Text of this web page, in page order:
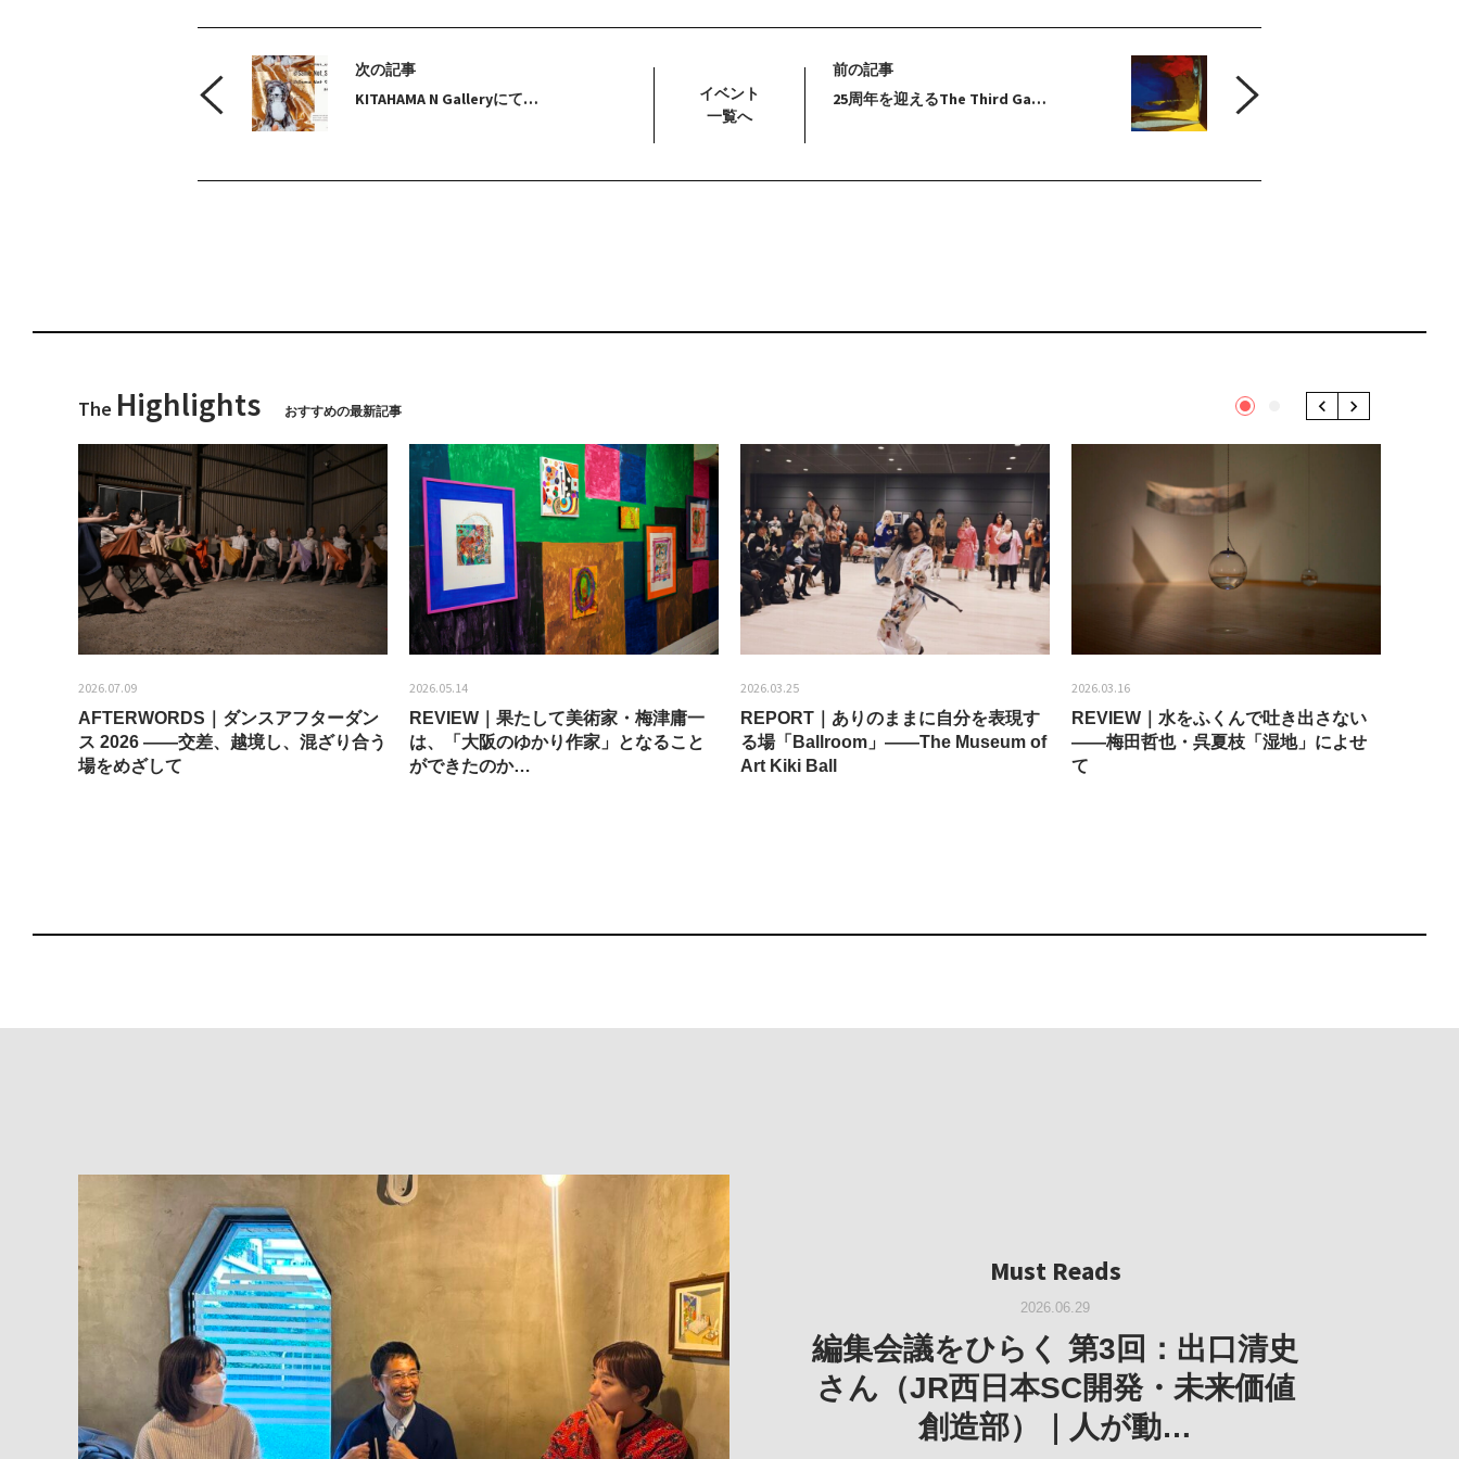
イベント
一覧へ
前の記事
25周年を迎えるThe Third Ga…
次の記事
KITAHAMA N Galleryにて…
The Highlights おすすめの最新記事 1 Previous
Next
2026.07.09
AFTERWORDS｜ダンスアフターダン
ス 2026 ——交差、越境し、混ざり合う
場をめざして
2026.05.14
REVIEW｜果たして美術家・梅津庸一
は、「大阪のゆかり作家」となること
ができたのか…
2026.03.25
REPORT｜ありのままに自分を表現す
る場「Ballroom」——The Museum of
Art Kiki Ball
2026.03.16
REVIEW｜水をふくんで吐き出さない
——梅田哲也・呉夏枝「湿地」によせ
て
Must Reads
2026.06.29
編集会議をひらく 第3回：出口清史
さん（JR西日本SC開発・未来価値
創造部）｜人が動…
REVIEW｜果たして美術家・梅津庸
一は、「大阪のゆかり作家」となる
ことができたのか…
2026.03.11
REPORT｜博覧会の残像
2026.02.25
REVIEW｜菊池聡太朗 個展「余りの
風景」
2025.10.01
REVIEW｜生の存在証明としての線
——「ライフライン」展